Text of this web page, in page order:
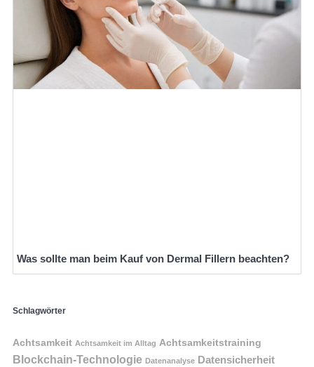
Was sollte man beim Kauf von Dermal Fillern beachten?
Schlagwörter
Achtsamkeit Achtsamkeit im Alltag Achtsamkeitstraining
Blockchain-Technologie Datenanalyse Datensicherheit